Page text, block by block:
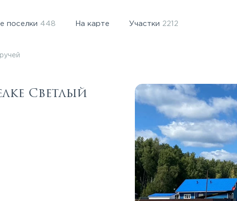
поселки 448 На карте Участки 2212
Светлый